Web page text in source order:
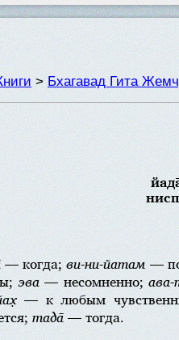
> Бхагавад Гита
— когда;ви-ни-йатам —
эва— несомненно;
— к любым
тада̄— тогда.